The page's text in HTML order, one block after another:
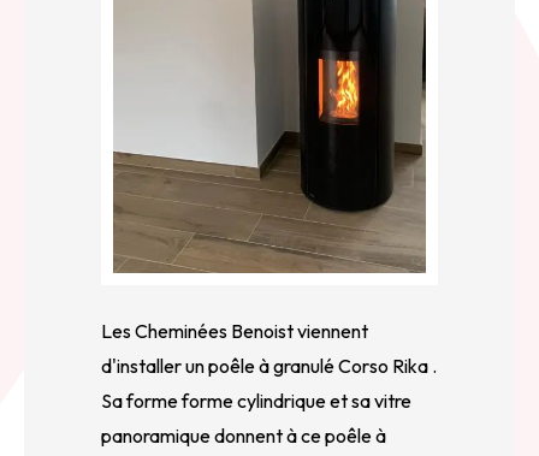
Les Cheminées Benoist viennent
d'installer un poêle à granulé Corso Rika .
Sa forme forme cylindrique et sa vitre
panoramique donnent à ce poêle à